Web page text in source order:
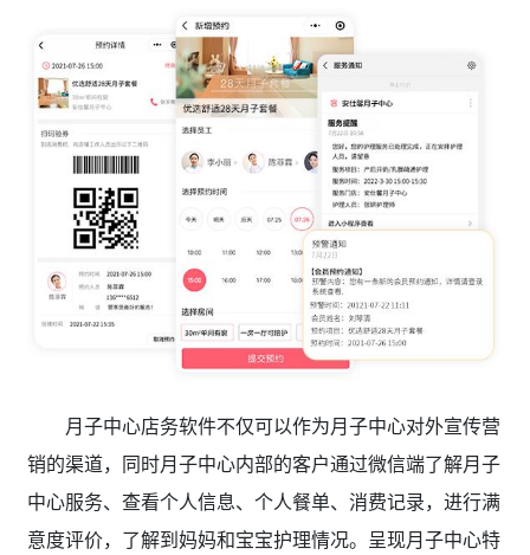
月子中心店务软件不仅可以作为月子中心对外宣传营
销的渠道，同时月子中心内部的客户通过微信端了解月子
中心服务、查看个人信息、个人餐单、消费记录，进行满
意度评价，了解到妈妈和宝宝护理情况。呈现月子中心特